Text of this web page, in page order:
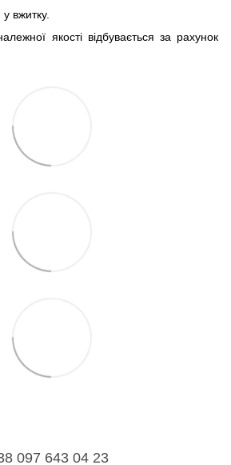
вжитку.
якості відбувається за рахунок
097 643 04 23